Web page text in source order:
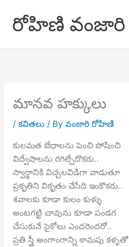
content
రోహిణి వంజారి
మానవ హక్కులు
/కవితలు / Byవంజారి రోహిణి
కులమత బేధాలను పెంచి పోషించి
విద్వేషాలను రగిల్చేదొకరు..
స్వార్థానికి విచ్చలవిడిగా వాడుతూ
ప్రకృతిని వికృతం చేసేది ఇంకొకరు..
శవాలకు కూడా కులం కుళ్ళు
అంటగట్టి చావును కూడా పండగ
చేసుకునే సైకోలు ఎందరెందరో..
ప్రతి స్త్రీ అంగాంగాన్ని కామపు కళ్ళతో